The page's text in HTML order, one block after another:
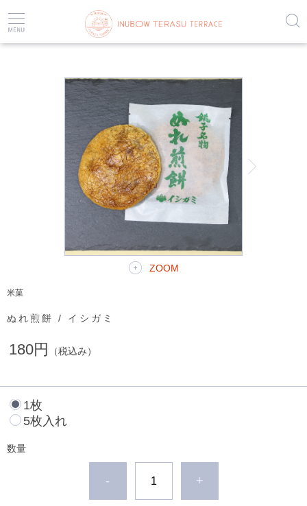
米菓
ZOOM
米菓
ぬれ煎餅 / イシガミ
180円 （税込み）
1枚
5枚入れ
数量
- +